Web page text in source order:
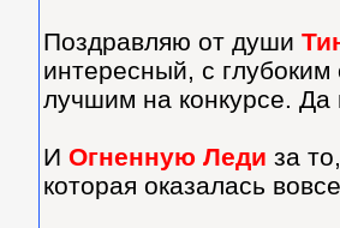
Поздравляю от души
интересный, с
лучшим на конкурсе. Да
И Огненную Леди за
которая оказалась